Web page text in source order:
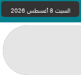
السبت 8 أغسطس 2026